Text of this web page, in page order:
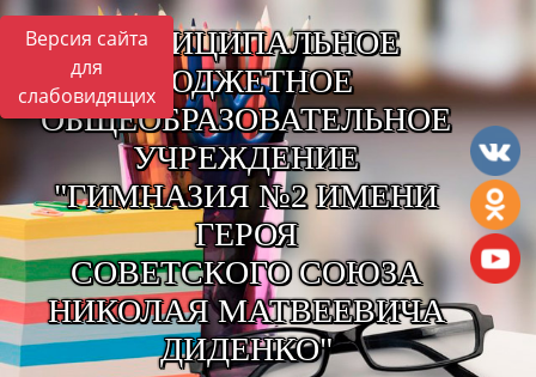
Версия сайта
для
слабовидящих
МУНИЦИПАЛЬНОЕ
БЮДЖЕТНОЕ
ОБЩЕОБРАЗОВАТЕЛЬНОЕ
УЧРЕЖДЕНИЕ
"ГИМНАЗИЯ №2 ИМЕНИ
ГЕРОЯ
СОВЕТСКОГО СОЮЗА
НИКОЛАЯ МАТВЕЕВИЧА
ДИДЕНКО"